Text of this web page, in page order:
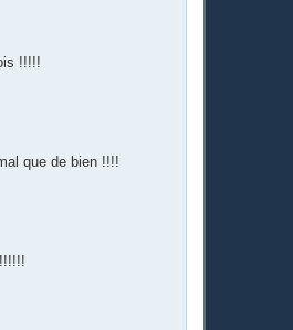
!!!!!
que de bien !!!!